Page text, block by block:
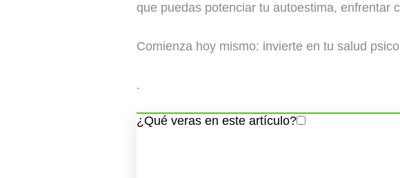
que puedas potenciar tu autoestima, enfrentar
Comienza hoy mismo: invierte en tu salud
.
¿Qué veras en este artículo?